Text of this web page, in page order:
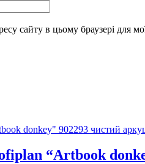
сайту в цьому браузері для
“Artbook